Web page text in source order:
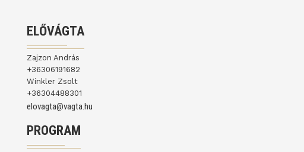
ELŐVÁGTA
Zajzon András
+36306191682
Winkler Zsolt
+36304488301
elovagta@vagta.hu
PROGRAM